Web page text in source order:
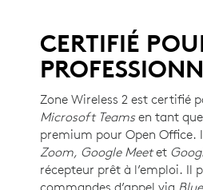
CERTIFIÉ
Zone Wireless 2 est certifié
Microsoft Teamsen tant
premium pour Open Office.
Zoom, Google Meetet
récepteur prêt à l’emploi. Il
commandes d’appel via